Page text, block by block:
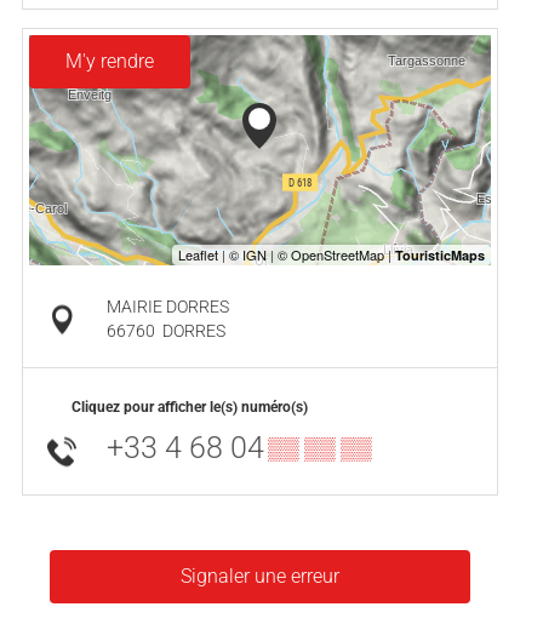
M'y rendre
MAIRIE DORRES
66760 DORRES
Cliquez pour afficher le(s) numéro(s)
+33 4 68 04▒▒ ▒▒ ▒▒
Signaler une erreur